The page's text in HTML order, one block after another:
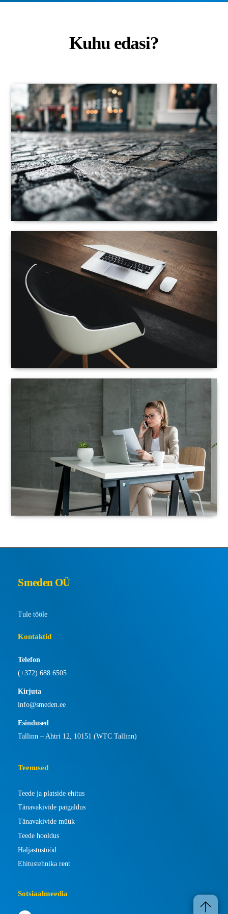
Kuhu edasi?
Avaleht
Kasulikku lugemist
Smeden OÜ
Tule tööle
Kontaktid
Telefon
(+372) 688 6505
Kirjuta
info@smeden.ee
Esindused
Tallinn – Ahtri 12, 10151 (WTC Tallinn)
Teenused
Teede ja platside ehitus
Tänavakivide paigaldus
Tänavakivide müük
Teede hooldus
Haljastustööd
Ehitustehnika rent
Sotsiaalmeedia